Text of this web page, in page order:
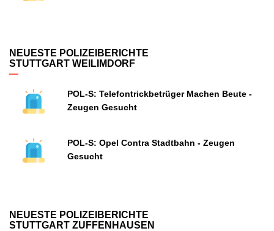
NEUESTE POLIZEIBERICHTE
STUTTGART WEILIMDORF
POL-S: Telefontrickbetrüger Machen Beute -
Zeugen Gesucht
POL-S: Opel Contra Stadtbahn - Zeugen
Gesucht
NEUESTE POLIZEIBERICHTE
STUTTGART ZUFFENHAUSEN